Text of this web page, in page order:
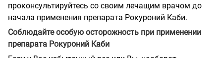
проконсультируйтесь со своим лечащим врачом до
начала применения препарата Рокуроний Каби.
Соблюдайте особую осторожность при применении
препарата Рокуроний Каби